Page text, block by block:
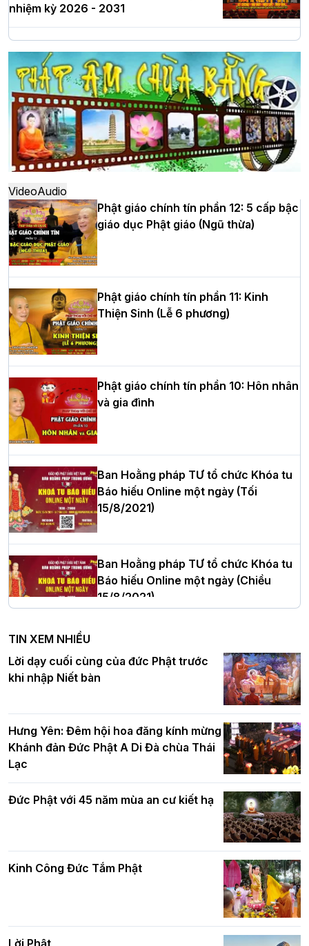
nhiệm kỳ 2026 - 2031
Hà Nội: Long trọng lễ khởi công xây
dựng Trung tâm văn hóa Phật giáo Thủ
đô
Hà Nội: Ngày tu học cuối cùng khép lại
khóa sinh hoạt Phật pháp mùa hè lần
thứ XIV tại chùa Bằng
Học yêu thương trong ngày tu tập thứ
tư của Khóa sinh hoạt Phật pháp mùa
hè tại chùa Bằng
HT.Thích Thọ Lạc được suy cử làm tân
Trưởng BTS GHPGVN tỉnh Nghệ An
Hòa thượng Thích Quảng Tùng tái đắc
cử Trưởng BTS GHPGVN thành phố Hải
Phòng nhiệm kỳ 2026 – 2031
Thượng tọa Thích Tâm Chính được suy
cử tân Trưởng ban Trị sự GHPGVN tỉnh
Hà Nội: Tăng Ni Trường hạ Bồ Đề trang
nghiêm tác pháp Tiền an cư PL.2570 –
DL.2026
Hà Nội
Hơn 5.000 người tham dự diễu hành,
đô hòa bình và phát triển
VideoAudio
Phật giáo chính tín phần 12: 5 cấp bậc
giáo dục Phật giáo (Ngũ thừa)
Phật giáo chính tín phần 11: Kinh
Thiện Sinh (Lễ 6 phương)
Phật giáo chính tín phần 10: Hôn nhân
và gia đình
Ban Hoằng pháp TƯ tổ chức Khóa tu
Báo hiếu Online một ngày (Tối
15/8/2021)
Ban Hoằng pháp TƯ tổ chức Khóa tu
Báo hiếu Online một ngày (Chiều
15/8/2021)
Ban Hoằng pháp TƯ tổ chức Khóa tu
Báo hiếu Online một ngày (Sáng
15/8/2021)
Tinh thần yêu nước của Phật giáo
Phật giáo chính tín Phần 9: Giải thích
TIN XEM NHIỀU
Lời dạy cuối cùng của đức Phật trước
khi nhập Niết bàn
Hưng Yên: Đêm hội hoa đăng kính mừng
Khánh đản Đức Phật A Di Đà chùa Thái
Lạc
Đức Phật với 45 năm mùa an cư kiết hạ
Kinh Công Đức Tắm Phật